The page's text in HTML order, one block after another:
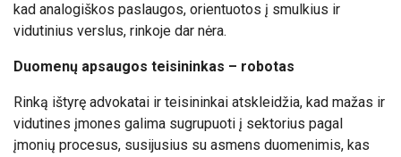
kad analogiškos paslaugos, orientuotos į smulkius ir
vidutinius verslus, rinkoje dar nėra.
Duomenų apsaugos teisininkas – robotas
Rinką ištyrę advokatai ir teisininkai atskleidžia, kad mažas ir
vidutines įmones galima sugrupuoti į sektorius pagal
įmonių procesus, susijusius su asmens duomenimis, kas